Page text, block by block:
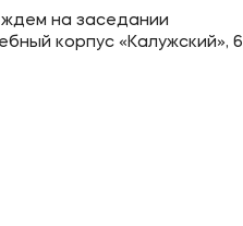
ждем на заседании
корпус «Калужский», 6